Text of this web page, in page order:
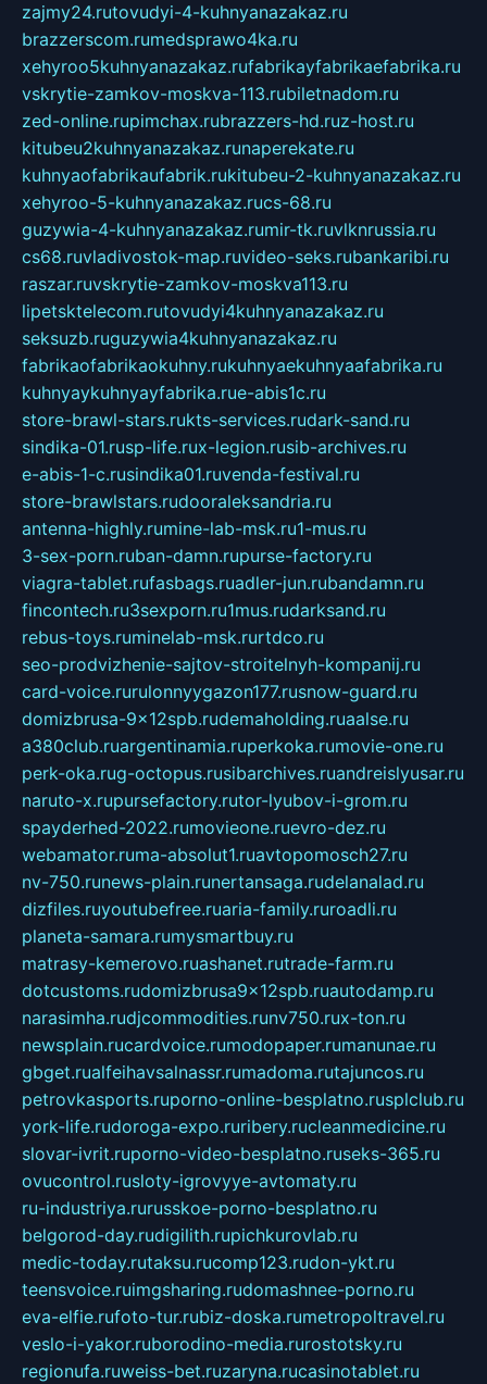
zajmy24.rutovudyi-4-kuhnyanazakaz.ru
brazzerscom.rumedsprawo4ka.ru
xehyroo5kuhnyanazakaz.rufabrikayfabrikaefabrika.ru
vskrytie-zamkov-moskva-113.rubiletnadom.ru
zed-online.rupimchax.rubrazzers-hd.ruz-host.ru
kitubeu2kuhnyanazakaz.runaperekate.ru
kuhnyaofabrikaufabrik.rukitubeu-2-kuhnyanazakaz.ru
xehyroo-5-kuhnyanazakaz.rucs-68.ru
guzywia-4-kuhnyanazakaz.rumir-tk.ruvlknrussia.ru
cs68.ruvladivostok-map.ruvideo-seks.rubankaribi.ru
raszar.ruvskrytie-zamkov-moskva113.ru
lipetsktelecom.rutovudyi4kuhnyanazakaz.ru
seksuzb.ruguzywia4kuhnyanazakaz.ru
fabrikaofabrikaokuhny.rukuhnyaekuhnyaafabrika.ru
kuhnyaykuhnyayfabrika.rue-abis1c.ru
store-brawl-stars.rukts-services.rudark-sand.ru
sindika-01.rusp-life.rux-legion.rusib-archives.ru
e-abis-1-c.rusindika01.ruvenda-festival.ru
store-brawlstars.rudooraleksandria.ru
antenna-highly.rumine-lab-msk.ru1-mus.ru
3-sex-porn.ruban-damn.rupurse-factory.ru
viagra-tablet.rufasbags.ruadler-jun.rubandamn.ru
fincontech.ru3sexporn.ru1mus.rudarksand.ru
rebus-toys.ruminelab-msk.rurtdco.ru
seo-prodvizhenie-sajtov-stroitelnyh-kompanij.ru
card-voice.rurulonnyygazon177.rusnow-guard.ru
domizbrusa-9x12spb.rudemaholding.ruaalse.ru
a380club.ruargentinamia.ruperkoka.rumovie-one.ru
perk-oka.rug-octopus.rusibarchives.ruandreislyusar.ru
naruto-x.rupursefactory.rutor-lyubov-i-grom.ru
spayderhed-2022.rumovieone.ruevro-dez.ru
webamator.ruma-absolut1.ruavtopomosch27.ru
nv-750.runews-plain.runertansaga.rudelanalad.ru
dizfiles.ruyoutubefree.ruaria-family.ruroadli.ru
planeta-samara.rumysmartbuy.ru
matrasy-kemerovo.ruashanet.rutrade-farm.ru
dotcustoms.rudomizbrusa9x12spb.ruautodamp.ru
narasimha.rudjcommodities.runv750.rux-ton.ru
newsplain.rucardvoice.rumodopaper.rumanunae.ru
gbget.rualfeihavsalnassr.rumadoma.rutajuncos.ru
petrovkasports.ruporno-online-besplatno.rusplclub.ru
york-life.rudoroga-expo.ruribery.rucleanmedicine.ru
slovar-ivrit.ruporno-video-besplatno.ruseks-365.ru
ovucontrol.rusloty-igrovyye-avtomaty.ru
ru-industriya.rurusskoe-porno-besplatno.ru
belgorod-day.rudigilith.rupichkurovlab.ru
medic-today.rutaksu.rucomp123.rudon-ykt.ru
teensvoice.ruimgsharing.rudomashnee-porno.ru
eva-elfie.rufoto-tur.rubiz-doska.rumetropoltravel.ru
veslo-i-yakor.ruborodino-media.rurostotsky.ru
regionufa.ruweiss-bet.ruzaryna.rucasinotablet.ru